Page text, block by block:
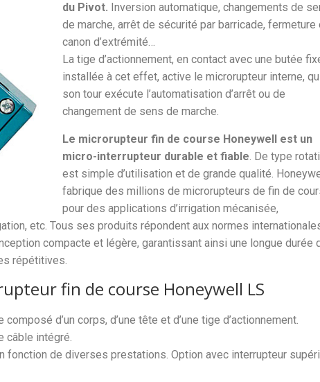
du Pivot. Inversion automatique, changements de
de marche, arrêt de sécurité par barricade, fermeture
canon d’extrémité…
La tige d’actionnement, en contact avec une butée
installée à cet effet, active le microrupteur interne,
son tour exécute l’automatisation d’arrêt ou de
changement de sens de marche.
Le microrupteur fin de course Honeywell est un
micro-interrupteur durable et fiable. De type
est simple d’utilisation et de grande qualité.
fabrique des millions de microrupteurs de fin de
pour des applications d’irrigation mécanisée,
etc. Tous ses produits répondent aux normes
compacte et légère, garantissant ainsi une longue durée
répétitives.
fin de course Honeywell LS
d’un corps, d’une tête et d’une tige d’actionnement.
câble intégré.
de diverses prestations. Option avec interrupteur